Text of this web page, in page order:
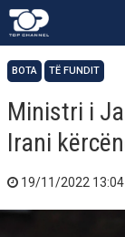
BOTA TË FUNDIT
Ministri i
Irani
19/11/2022 13:04